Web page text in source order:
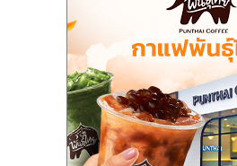
ไชส์,
รวม
แฟ